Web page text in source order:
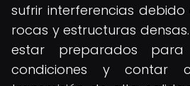
sufrir interferencias
rocas y estructuras
estar preparados para
condiciones y contar